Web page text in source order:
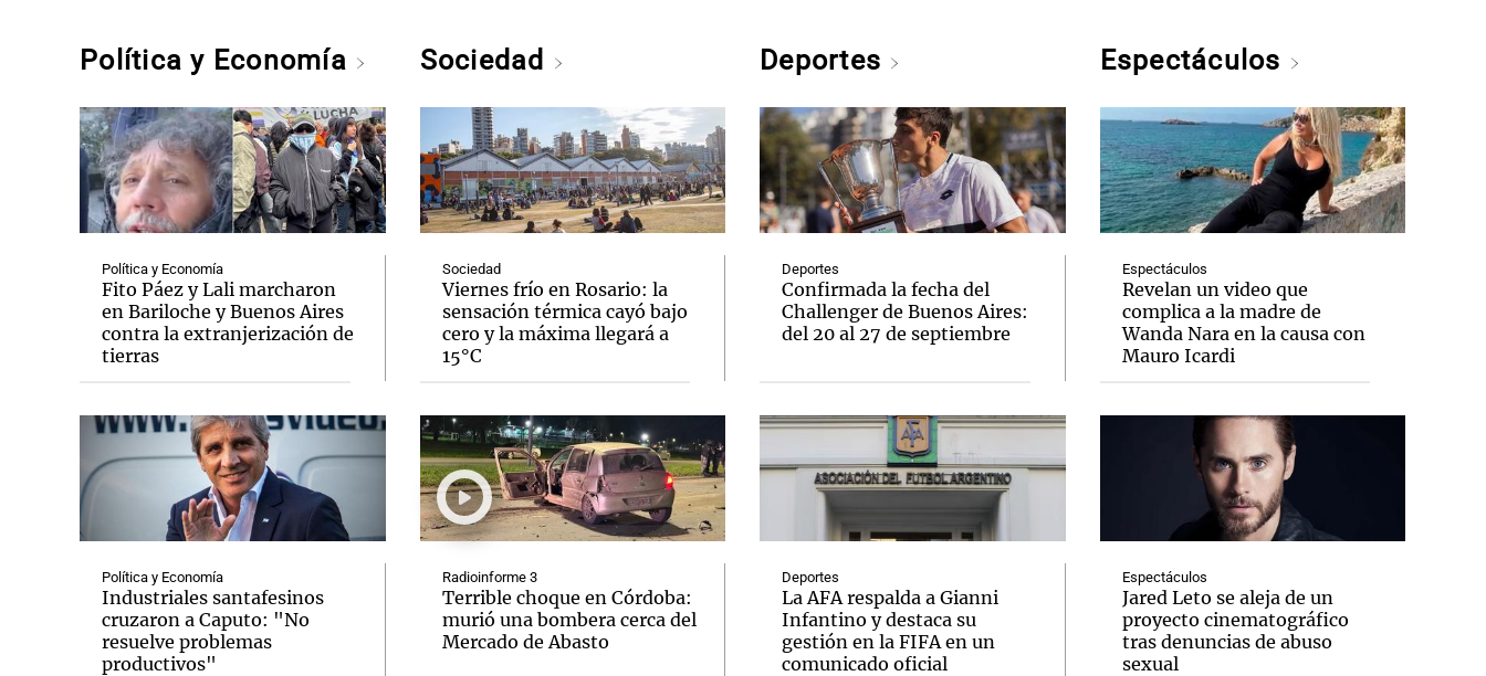
Política y Economía
Política y Economía
Fito Páez y Lali marcharon
en Bariloche y Buenos Aires
contra la extranjerización de
tierras
Política y Economía
Industriales santafesinos
cruzaron a Caputo: "No
resuelve problemas
productivos"
Sociedad
Sociedad
Viernes frío en Rosario: la
sensación térmica cayó bajo
cero y la máxima llegará a
15°C
Radioinforme 3
Terrible choque en Córdoba:
murió una bombera cerca del
Mercado de Abasto
Deportes
Deportes
Confirmada la fecha del
Challenger de Buenos Aires:
del 20 al 27 de septiembre
Deportes
La AFA respalda a Gianni
Infantino y destaca su
gestión en la FIFA en un
comunicado oficial
Espectáculos
Espectáculos
Revelan un video que
complica a la madre de
Wanda Nara en la causa con
Mauro Icardi
Espectáculos
Jared Leto se aleja de un
proyecto cinematográfico
tras denuncias de abuso
sexual
Notas Notas Notas Notas